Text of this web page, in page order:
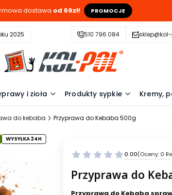
dostawa od 69zł! PROMOCJE
2025 510 796 084
i zioła Produkty sypkie Kremy,
do kebaba Przyprawa do Kebaba 500g
WYSYŁKA 24H
0.00(Oceny: 0
Przyprawa do